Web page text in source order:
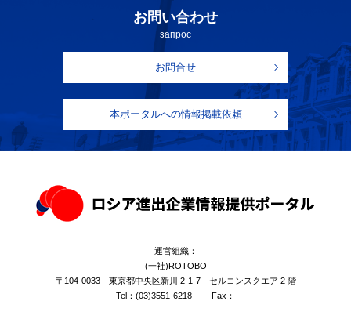
お問い合わせ
запрос
お問合せ
本ポータルへの情報掲載依頼
運営組織：
(一社)ROTOBO
〒104-0033 東京都中央区新川 2-1-7 セルコンスクエア 2 階
Tel： (03)3551-6218 Fax：